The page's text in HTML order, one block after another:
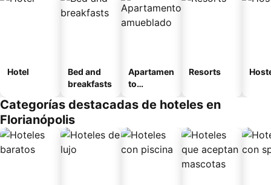
Hotel
Bed and
breakfasts
Apartamen
to
o
Resorts
Categorías destacadas de hoteles en
Florianópolis